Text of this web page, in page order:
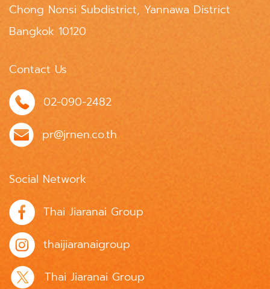
Chong Nonsi Subdistrict, Yannawa District
Bangkok 10120
Contact Us
02-090-2482
pr@jrnen.co.th
Social Network
Thai Jiaranai Group
thaijiaranaigroup
Thai Jiaranai Group